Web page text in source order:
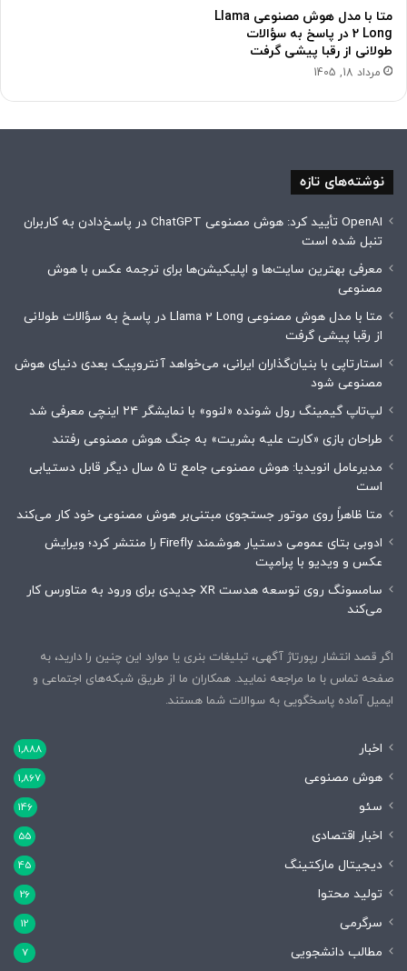
متا با مدل هوش مصنوعی Llama
2 Long در پاسخ به سؤالات
طولانی از رقبا پیشی گرفت
مرداد 18, 1405
نوشته‌های تازه
OpenAI تأیید کرد: هوش مصنوعی ChatGPT در پاسخ‌دادن به کاربران
تنبل شده است
معرفی بهترین سایت‌ها و اپلیکیشن‌ها برای ترجمه عکس با هوش
مصنوعی
متا با مدل هوش مصنوعی Llama 2 Long در پاسخ به سؤالات طولانی
از رقبا پیشی گرفت
استارتاپی با بنیان‌گذاران ایرانی، می‌خواهد آنتروپیک بعدی دنیای هوش
مصنوعی شود
لپ‌تاپ گیمینگ رول شونده «لنوو» با نمایشگر ۲۴ اینچی معرفی شد
طراحان بازی «کارت علیه بشریت» به جنگ هوش مصنوعی رفتند
مدیرعامل انویدیا: هوش مصنوعی جامع تا 5 سال دیگر قابل دستیابی
است
متا ظاهراً روی موتور جستجوی مبتنی‌بر هوش مصنوعی خود کار می‌کند
ادوبی بتای عمومی دستیار هوشمند Firefly را منتشر کرد؛ ویرایش
عکس و ویدیو با پرامپت
سامسونگ روی توسعه هدست XR جدیدی برای ورود به متاورس کار
می‌کند
اگر قصد انتشار رپورتاژ آگهی، تبلیغات بنری یا موارد این چنین را دارید، به
صفحه تماس با ما مراجعه نمایید. همکاران ما از طریق شبکه‌های اجتماعی و
ایمیل آماده پاسخگویی به سوالات شما هستند.
اخبار 1,888
هوش مصنوعی 1,867
سئو 146
اخبار اقتصادی 55
دیجیتال مارکتینگ 45
تولید محتوا 26
سرگرمی 12
مطالب دانشجویی 7